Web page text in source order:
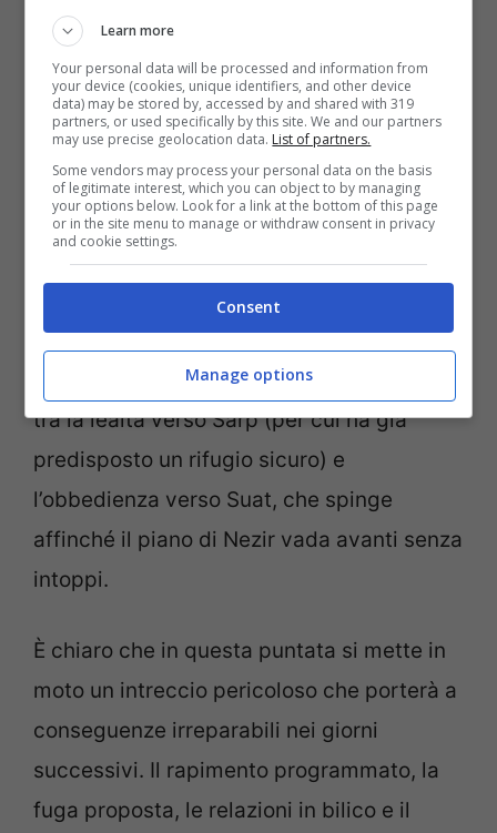
dell’occasione
uomini di Nezir stanno per fare irruzione
nella casa di Bahar con l’obiettivo di rapire
lei e i bambini, allo scopo di costringere
Sarp a uscire allo scoperto.
Intrighi che si annodato tra
loro
In questa atmosfera tesa, diversi piani si
intrecciano tra loro. Per dire, Munir è diviso
tra la lealtà verso Sarp (per cui ha già
predisposto un rifugio sicuro) e
l’obbedienza verso Suat, che spinge
affinché il piano di Nezir vada avanti senza
intoppi.
È chiaro che in questa puntata si mette in
moto un intreccio pericoloso che porterà a
conseguenze irreparabili nei giorni
successivi. Il rapimento programmato, la
fuga proposta, le relazioni in bilico e il
Learn more
Your personal data will be processed and information from
your device (cookies, unique identifiers, and other device
data) may be stored by, accessed by and shared with 319
partners, or used specifically by this site. We and our partners
may use precise geolocation data. List of partners.
Some vendors may process your personal data on the basis
of legitimate interest, which you can object to by managing
your options below. Look for a link at the bottom of this page
or in the site menu to manage or withdraw consent in privacy
and cookie settings.
Consent
Manage options